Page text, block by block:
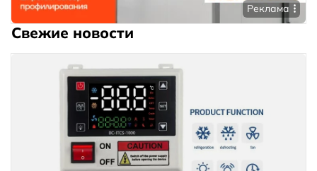
Реклама
Свежие новости